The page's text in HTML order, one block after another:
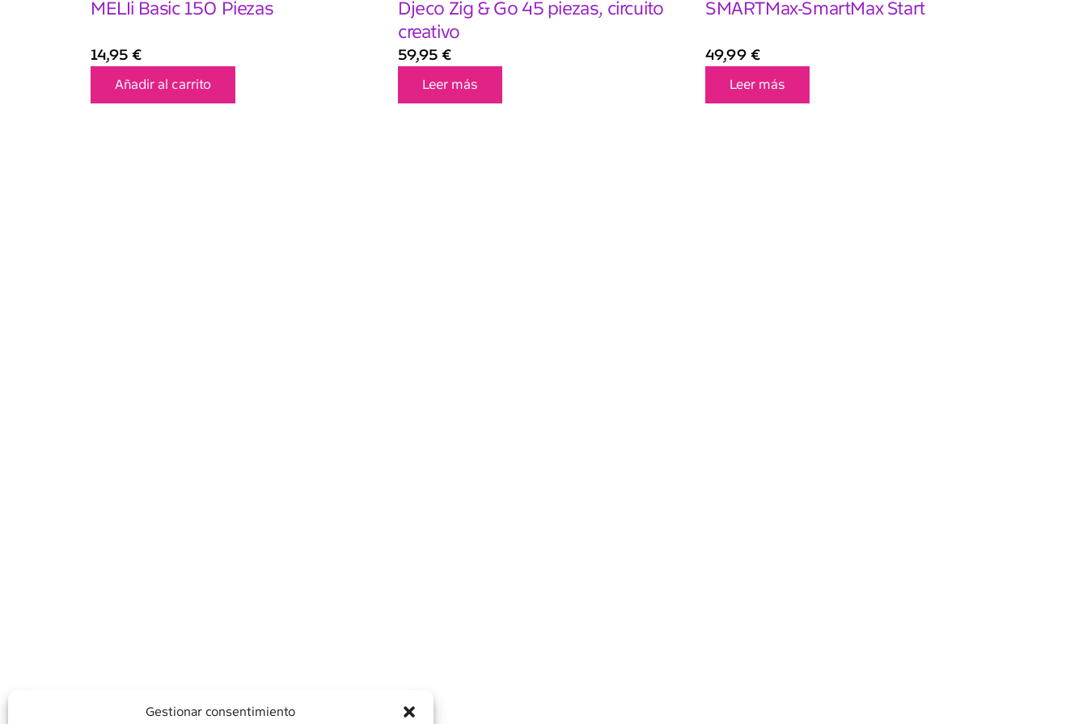
Gestionar consentimiento
MELIi Basic 150 Piezas
14,95 €
Añadir al carrito
Djeco Zig & Go 45 piezas, circuito
creativo
59,95 €
Leer más
SMARTMax-SmartMax Start
49,99 €
Leer más